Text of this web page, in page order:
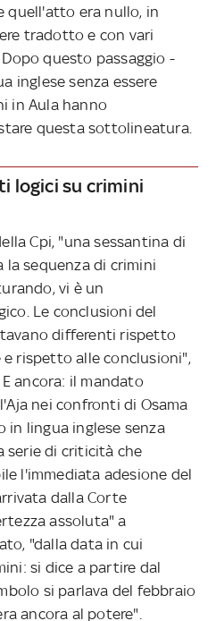
quell'atto era nullo, in
tradotto e con vari
questo passaggio -
inglese senza essere
in Aula hanno
questa sottolineatura.
logici su crimini
Cpi, "una sessantina di
sequenza di crimini
vi è un
Le conclusioni del
differenti rispetto
rispetto alle conclusioni",
ancora: il mandato
nei confronti di Osama
in lingua inglese senza
serie di criticità che
l'immediata adesione del
dalla Corte
assoluta" a
"dalla data in cui
si dice a partire dal
si parlava del febbraio
ancora al potere".